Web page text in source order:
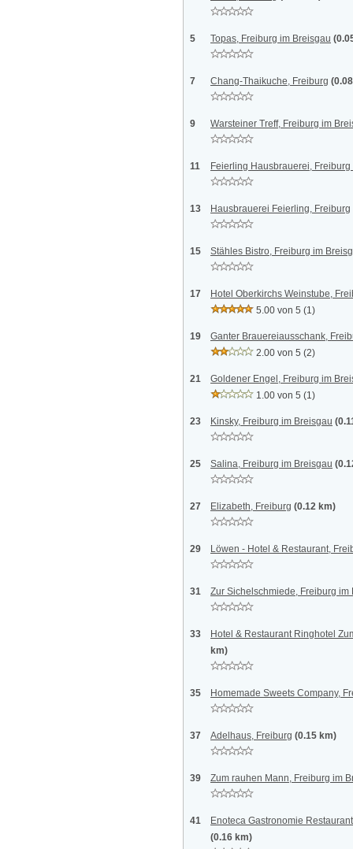
5 Topas, Freiburg im Breisgau
7 Chang-Thaikuche, Freiburg
9 Warsteiner Treff, Freiburg im
11 Feierling Hausbrauerei,
13 Hausbrauerei Feierling, Freiburg
15 Stähles Bistro, Freiburg im
17
Hotel Oberkirchs Weinstube,
5.00 von 5 (1)
19
Ganter Brauereiausschank,
2.00 von 5 (2)
21
Goldener Engel, Freiburg im
1.00 von 5 (1)
23 Kinsky, Freiburg im Breisgau
25 Salina, Freiburg im Breisgau
27 Elizabeth, Freiburg (0.12 km)
29 Löwen - Hotel & Restaurant,
31 Zur Sichelschmiede, Freiburg im
33
Hotel & Restaurant Ringhotel
km)
35 Homemade Sweets Company,
37 Adelhaus, Freiburg (0.15 km)
39 Zum rauhen Mann, Freiburg im
41
Enoteca Gastronomie
(0.16 km)